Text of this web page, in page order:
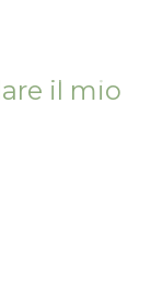
il mio